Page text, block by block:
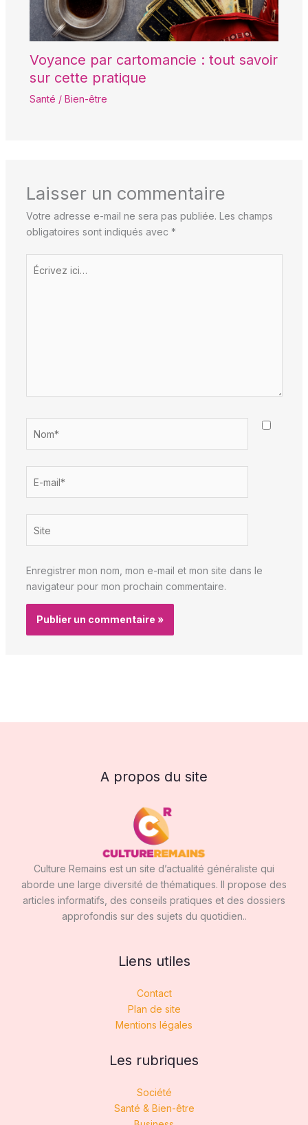
Voyance par cartomancie : tout savoir
sur cette pratique
Santé / Bien-être
Laisser un commentaire
Votre adresse e-mail ne sera pas publiée. Les champs
obligatoires sont indiqués avec *
Écrivez
ici…
mail*
Enregistrer mon nom, mon e-mail et mon site dans le
navigateur pour mon prochain commentaire.
A propos du site
Culture Remains est un site d’actualité généraliste qui
aborde une large diversité de thématiques. Il propose des
articles informatifs, des conseils pratiques et des dossiers
approfondis sur des sujets du quotidien..
Liens utiles
Contact
Plan de site
Mentions légales
Les rubriques
Société
Santé & Bien-être